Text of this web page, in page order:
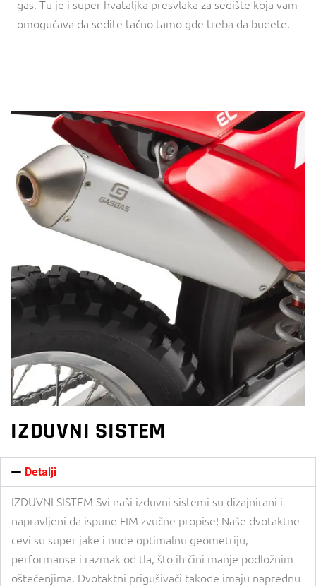
gas. Tu je i super hvataljka presvlaka za sedište koja vam
omogućava da sedite tačno tamo gde treba da budete.
IZDUVNI SISTEM
Detalji
IZDUVNI SISTEM Svi naši izduvni sistemi su dizajnirani i
napravljeni da ispune FIM zvučne propise! Naše dvotaktne
cevi su super jake i nude optimalnu geometriju,
performanse i razmak od tla, što ih čini manje podložnim
oštećenjima. Dvotaktni prigušivači takođe imaju naprednu